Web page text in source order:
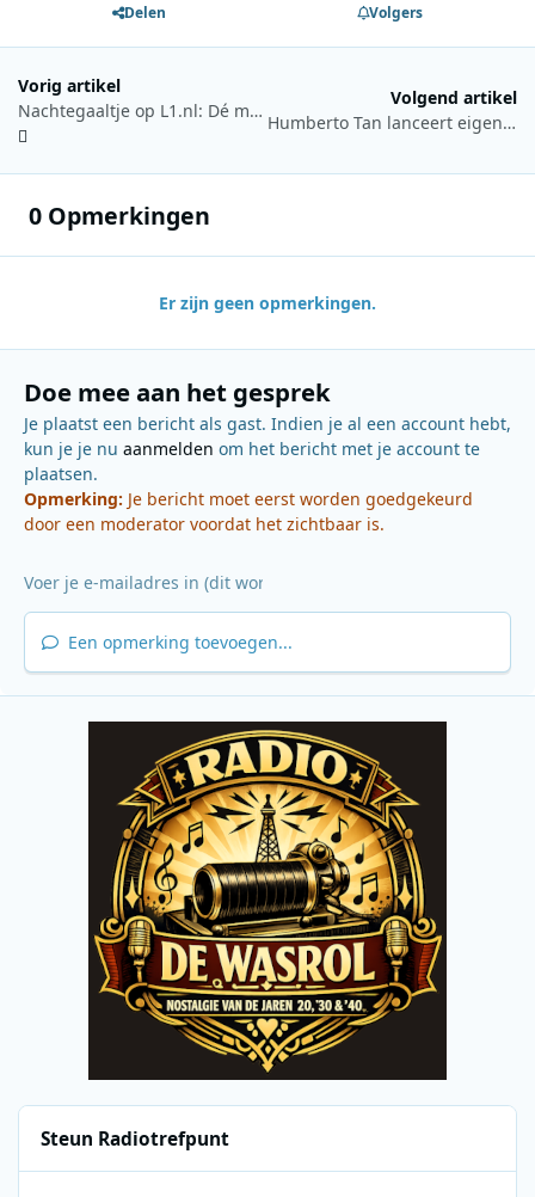
Delen Volgers
Vorig artikel
Nachtegaaltje op L1.nl: Dé muziekencyclopedie van Limburg
Volgend artikel
Humberto Tan lanceert eigen digitaal radiostation bij Radio 10
0 Opmerkingen
Er zijn geen opmerkingen.
Doe mee aan het gesprek
Je plaatst een bericht als gast. Indien je al een account hebt,
kun je je nu aanmelden om het bericht met je account te
plaatsen.
Opmerking: Je bericht moet eerst worden goedgekeurd
door een moderator voordat het zichtbaar is.
Een opmerking toevoegen...
Steun Radiotrefpunt